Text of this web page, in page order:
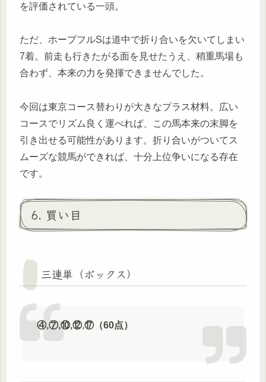
を評価されている一頭。
ただ、ホープフルSは道中で折り合いを欠いてしまい
7着。前走も行きたがる面を見せたうえ、稍重馬場も
合わず、本来の力を発揮できませんでした。
今回は東京コース替わりが大きなプラス材料。広い
コースでリズム良く運べれば、この馬本来の末脚を
引き出せる可能性があります。折り合いがついてス
ムーズな競馬ができれば、十分上位争いになる存在
です。
6. 買い目
三連単（ボックス）
④,⑦,⑩,⑫,⑰（60点）